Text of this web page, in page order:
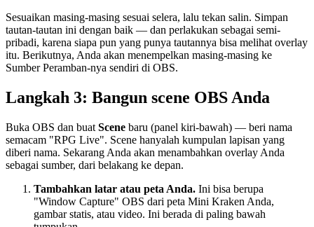
Sesuaikan masing-masing sesuai selera, lalu tekan salin. Simpan
tautan-tautan ini dengan baik — dan perlakukan sebagai semi-
pribadi, karena siapa pun yang punya tautannya bisa melihat overlay
itu. Berikutnya, Anda akan menempelkan masing-masing ke
Sumber Peramban-nya sendiri di OBS.
Langkah 3: Bangun scene OBS Anda
Buka OBS dan buat Scene baru (panel kiri-bawah) — beri nama
semacam "RPG Live". Scene hanyalah kumpulan lapisan yang
diberi nama. Sekarang Anda akan menambahkan overlay Anda
sebagai sumber, dari belakang ke depan.
Tambahkan latar atau peta Anda. Ini bisa berupa
"Window Capture" OBS dari peta Mini Kraken Anda,
gambar statis, atau video. Ini berada di paling bawah